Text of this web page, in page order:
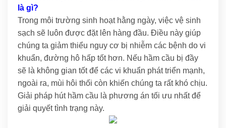
là gì?
Trong môi trường sinh hoạt hằng ngày, việc vệ sinh
sạch sẽ luôn được đặt lên hàng đầu. Điều này giúp
chúng ta giảm thiểu nguy cơ bị nhiễm các bệnh do vi
khuẩn, đường hô hấp tốt hơn. Nếu hầm cầu bị đầy
sẽ là không gian tốt để các vi khuẩn phát triển mạnh,
ngoài ra, mùi hôi thối còn khiến chúng ta rất khó chịu.
Giải pháp hút hầm cầu là phương án tối ưu nhất để
giải quyết tình trạng này.